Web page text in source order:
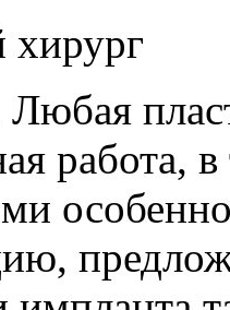
хирург
работа,